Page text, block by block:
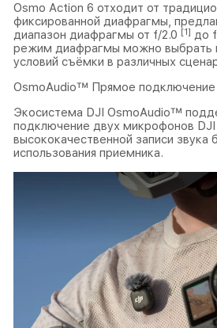
Osmo Action 6 отходит от
фиксированной диафрагмы,
диапазон диафрагмы от f/2.0 [1] до
режим диафрагмы можно выбрать
условий съёмки в различных
OsmoAudio™ Прямое
Экосистема DJI OsmoAudio™
подключение двух микрофонов DJI
высококачественной записи звука
использования приемника.